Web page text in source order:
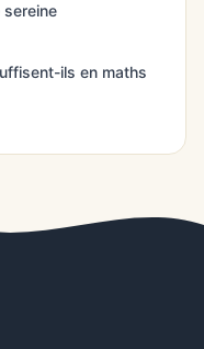
ils en maths